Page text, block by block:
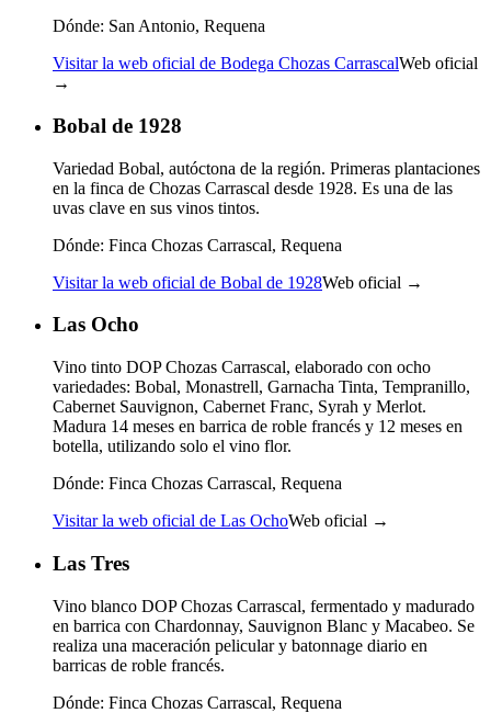
Dónde: San Antonio, Requena
Visitar la web oficial de Bodega Chozas CarrascalWeb oficial
→
Bobal de 1928
Variedad Bobal, autóctona de la región. Primeras plantaciones
en la finca de Chozas Carrascal desde 1928. Es una de las
uvas clave en sus vinos tintos.
Dónde: Finca Chozas Carrascal, Requena
Visitar la web oficial de Bobal de 1928Web oficial →
Las Ocho
Vino tinto DOP Chozas Carrascal, elaborado con ocho
variedades: Bobal, Monastrell, Garnacha Tinta, Tempranillo,
Cabernet Sauvignon, Cabernet Franc, Syrah y Merlot.
Madura 14 meses en barrica de roble francés y 12 meses en
botella, utilizando solo el vino flor.
Dónde: Finca Chozas Carrascal, Requena
Visitar la web oficial de Las OchoWeb oficial →
Las Tres
Vino blanco DOP Chozas Carrascal, fermentado y madurado
en barrica con Chardonnay, Sauvignon Blanc y Macabeo. Se
realiza una maceración pelicular y batonnage diario en
barricas de roble francés.
Dónde: Finca Chozas Carrascal, Requena